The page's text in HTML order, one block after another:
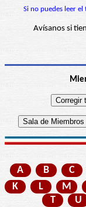
Si no puedes leer
Avísanos si
A B C
K L M
T
U